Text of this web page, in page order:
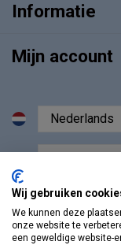
Informatie
Mijn account
Wij gebruiken
We kunnen deze
onze website te
een geweldige website-